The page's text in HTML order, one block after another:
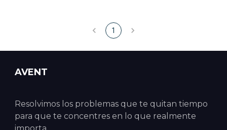
1
AVENT
Resolvimos los problemas que te quitan tiempo
para que te concentres en lo que realmente